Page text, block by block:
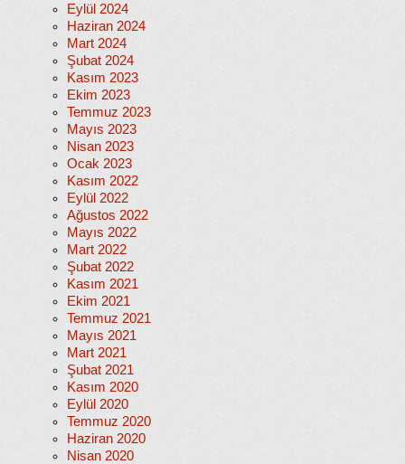
Eylül 2024
Haziran 2024
Mart 2024
Şubat 2024
Kasım 2023
Ekim 2023
Temmuz 2023
Mayıs 2023
Nisan 2023
Ocak 2023
Kasım 2022
Eylül 2022
Ağustos 2022
Mayıs 2022
Mart 2022
Şubat 2022
Kasım 2021
Ekim 2021
Temmuz 2021
Mayıs 2021
Mart 2021
Şubat 2021
Kasım 2020
Eylül 2020
Temmuz 2020
Haziran 2020
Nisan 2020